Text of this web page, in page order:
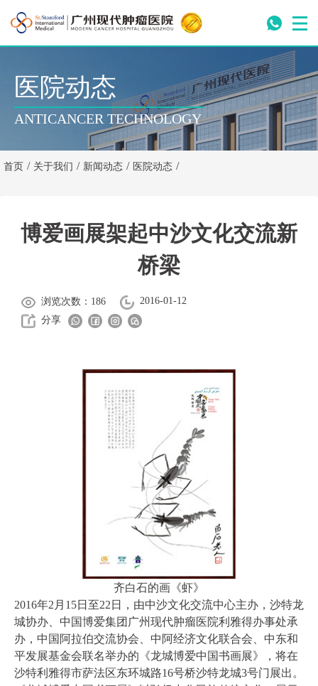
医院动态
ANTICANCER TECHNOLOGY
首页 / 关于我们 / 新闻动态 / 医院动态 /
博爱画展架起中沙文化交流新
桥梁
浏览次数：186
2016-01-12
分享
齐白石的画《虾》
2016年2月15日至22日，由中沙文化交流中心主办，沙特龙
城协办、中国博爱集团广州现代肿瘤医院利雅得办事处承
办，中国阿拉伯交流协会、中阿经济文化联合会、中东和
平发展基金会联名举办的《龙城博爱中国书画展》，将在
沙特利雅得市萨法区东环城路16号桥沙特龙城3号门展出。